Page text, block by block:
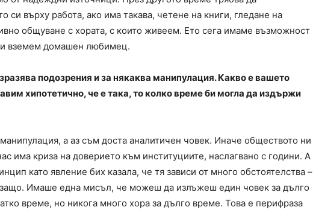
си върху работа, ако има такава, четене на книги, гледане на
общуване с хората, с които живеем. Ето сега имаме възможност
вземем домашен любимец.
подозрения и за някаква манипулация. Какво е вашето
хипотетично, че е така, то колко време би могла да издържи
а аз съм доста аналитичен човек. Иначе обществото ни
има криза на доверието към институциите, наслагвано с години. А
като явление бих казала, че тя зависи от много обстоятелства –
защо. Имаше една мисъл, че можеш да излъжеш един човек за дълго
време, но никога много хора за дълго време. Това е перифраза